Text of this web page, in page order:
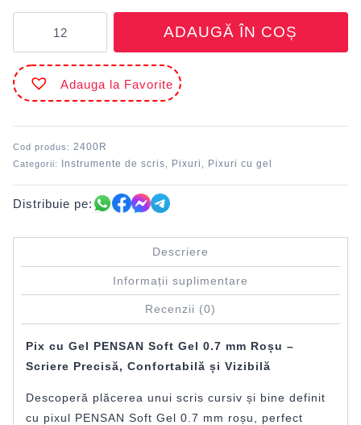
Soft
gel
0.7
mm
ADAUGĂ ÎN COȘ
Adauga la Favorite
Cod produs: 2400R
Categorii: Instrumente de scris, Pixuri , Pixuri cu gel
Distribuie pe:
Descriere
Informații suplimentare
Recenzii (0)
Pix cu Gel PENSAN Soft Gel 0.7 mm Roșu –
Scriere Precisă, Confortabilă și Vizibilă
Descoperă plăcerea unui scris cursiv și bine definit
cu pixul PENSAN Soft Gel 0.7 mm roșu, perfect